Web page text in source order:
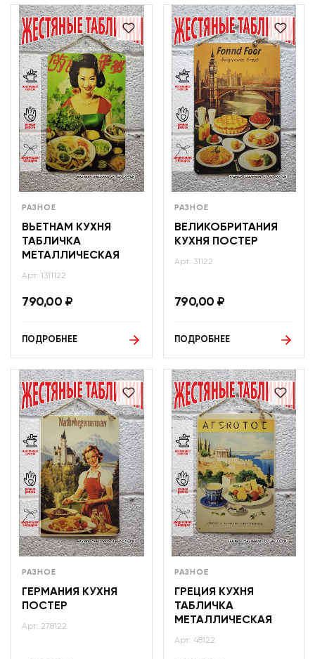
РАЗНОЕ
ВЬЕТНАМ КУХНЯ
ТАБЛИЧКА
МЕТАЛЛИЧЕСКАЯ
Арт: 1311122
790,00 ₽
ПОДРОБНЕЕ
РАЗНОЕ
ВЕЛИКОБРИТАНИЯ
КУХНЯ ПОСТЕР
Арт: 31122
790,00 ₽
ПОДРОБНЕЕ
РАЗНОЕ
ГЕРМАНИЯ КУХНЯ
ПОСТЕР
Арт: 278122
РАЗНОЕ
ГРЕЦИЯ КУХНЯ
ТАБЛИЧКА
МЕТАЛЛИЧЕСКАЯ
Арт: 48122